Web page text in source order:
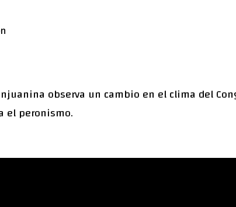
observa un cambio en el clima del
el peronismo.